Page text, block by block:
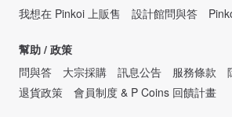
我想在 Pinkoi 上販售
設計館問與答
幫助 / 政策
問與答
大宗採購 訊息公告 服務條款
退貨政策
會員制度 & P Coins 回饋計畫